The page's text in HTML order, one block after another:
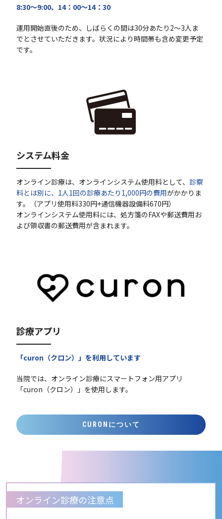
8:30〜9:00、14：00〜14：30
運用開始直後のため、しばらくの間は30分あたり2〜3人ま
でとさせていただきます。状況により時間帯も含め変更予定
です。
システム料金
オンライン診療は、オンラインシステム使用料として、 診察
料とは別に、1人1回の診療あたり1,000円の費用がかかりま
す。（アプリ使用料330円+通信機器設備料670円）
オンラインシステム使用料には、処方箋のFAXや郵送費用お
よび領収書の郵送費用が含まれます。
診療アプリ
「curon（クロン）」を利用しています
当院では、オンライン診療にスマートフォン用アプリ
「curon（クロン）」を使用します。
CURONについて
オンライン診療の注意点